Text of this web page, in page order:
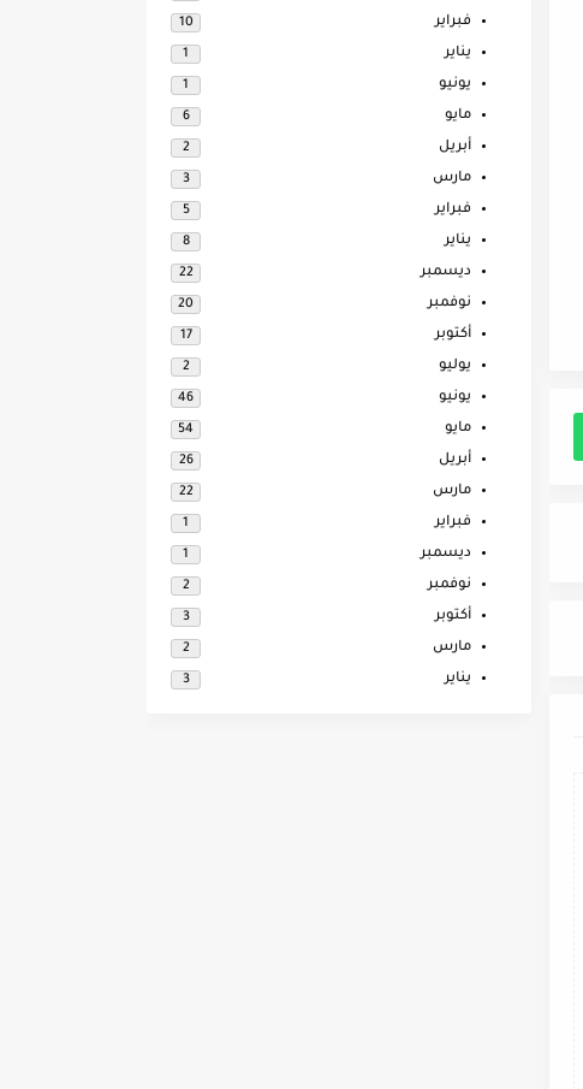
فبراير 10
يناير 1
يونيو 1
مايو 6
أبريل 2
مارس 3
فبراير 5
يناير 8
ديسمبر 22
نوفمبر 20
أكتوبر 17
يوليو 2
يونيو 46
مايو 54
أبريل 26
مارس 22
فبراير 1
ديسمبر 1
نوفمبر 2
أكتوبر 3
مارس 2
يناير 3